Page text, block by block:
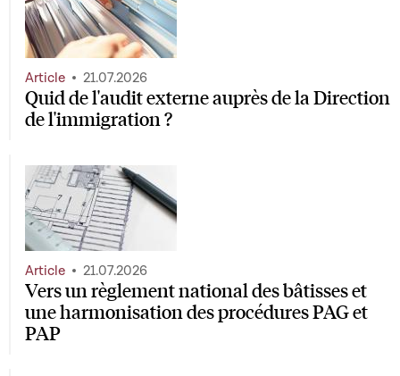
Quid de l'audit externe auprès de la Direction
de l'immigration ?
Article 21.07.2026
Vers un règlement national des bâtisses et
une harmonisation des procédures PAG et
PAP
Article 21.07.2026